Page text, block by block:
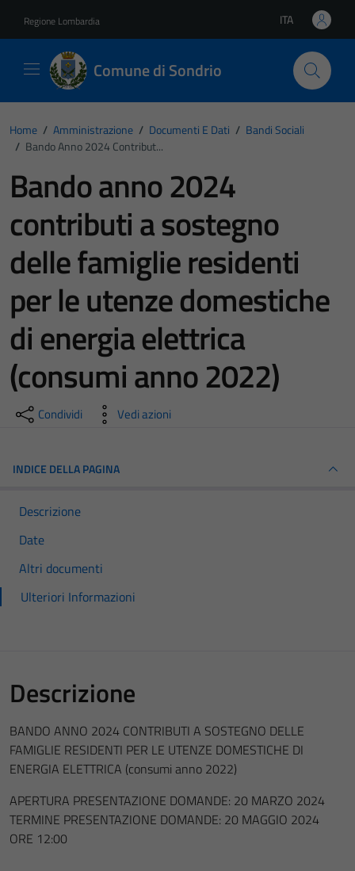
Regione Lombardia Lingua attiva:
ITA
Comune di Sondrio
Home / Amministrazione / Documenti E Dati / Bandi Sociali
/ Bando Anno 2024 Contribut...
Bando anno 2024
contributi a sostegno
delle famiglie residenti
per le utenze domestiche
di energia elettrica
(consumi anno 2022)
Condividi Vedi azioni
INDICE DELLA PAGINA
Descrizione
Date
Altri documenti
Ulteriori Informazioni
Descrizione
BANDO ANNO 2024 CONTRIBUTI A SOSTEGNO DELLE
FAMIGLIE RESIDENTI PER LE UTENZE DOMESTICHE DI
ENERGIA ELETTRICA (consumi anno 2022)
APERTURA PRESENTAZIONE DOMANDE: 20 MARZO 2024
TERMINE PRESENTAZIONE DOMANDE: 20 MAGGIO 2024
ORE 12:00